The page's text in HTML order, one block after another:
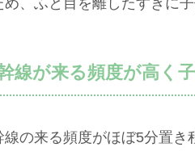
め、ふと目を離したすきに
線が来る頻度が高く
の来る頻度がほぼ5分置き